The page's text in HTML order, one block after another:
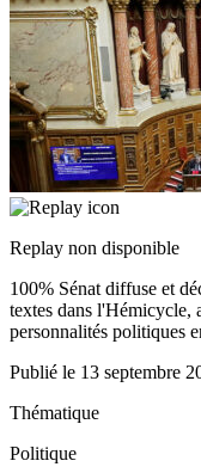
Replay non disponible
100% Sénat diffuse et
textes dans l'Hémicycle,
personnalités politiques
Publié le 13 septembre
Thématique
Politique